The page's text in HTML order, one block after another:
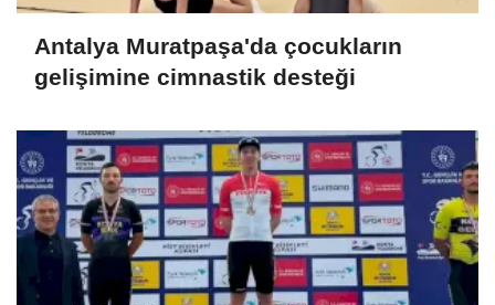
Antalya Muratpaşa'da çocukların
gelişimine cimnastik desteği